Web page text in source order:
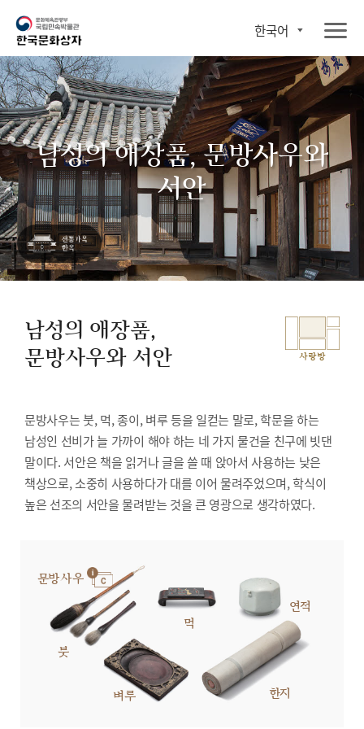
한국어
남성의 애장품, 문방사우와
서안
남성의 애장품,
문방사우와 서안
사랑방
문방사우는 붓, 먹, 종이, 벼루 등을 일컫는 말로, 학문을 하는
남성인 선비가 늘 가까이 해야 하는 네 가지 물건을 친구에 빗댄
말이다. 서안은 책을 읽거나 글을 쓸 때 앉아서 사용하는 낮은
책상으로, 소중히 사용하다가 대를 이어 물려주었으며, 학식이
높은 선조의 서안을 물려받는 것을 큰 영광으로 생각하였다.
문방사우
붓
먹
연적
벼루 한지